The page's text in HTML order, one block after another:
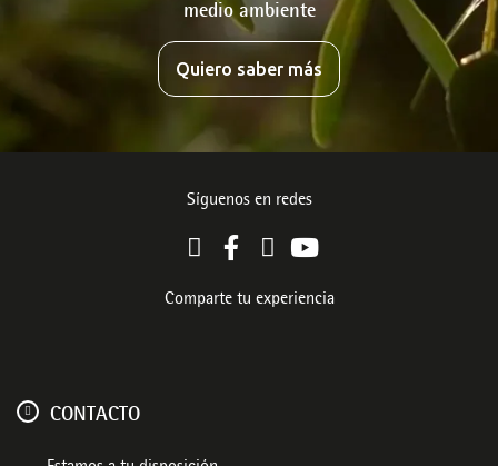
medio ambiente
Quiero saber más
Síguenos en redes
Comparte tu experiencia
CONTACTO